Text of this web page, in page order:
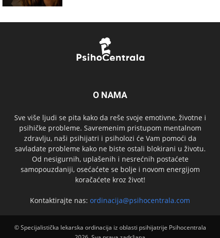
O NAMA
Sve više ljudi se pita kako da reše svoje emotivne, životne i
psihičke probleme. Savremenim pristupom mentalnom
zdravlju, naši psihijatri i psiholozi će Vam pomoći da
savladate probleme kako ne biste ostali blokirani u životu.
Od nesigurnih, uplašenih i nesrećnih postaćete
samopouzdaniji, osećaćete se bolje i novom energijom
koračaćete kroz život!
Kontaktirajte nas: ordinacija@psihocentrala.com
© Specijalistička lekarska ordinacija iz oblasti psihijatrije Psihocentrala